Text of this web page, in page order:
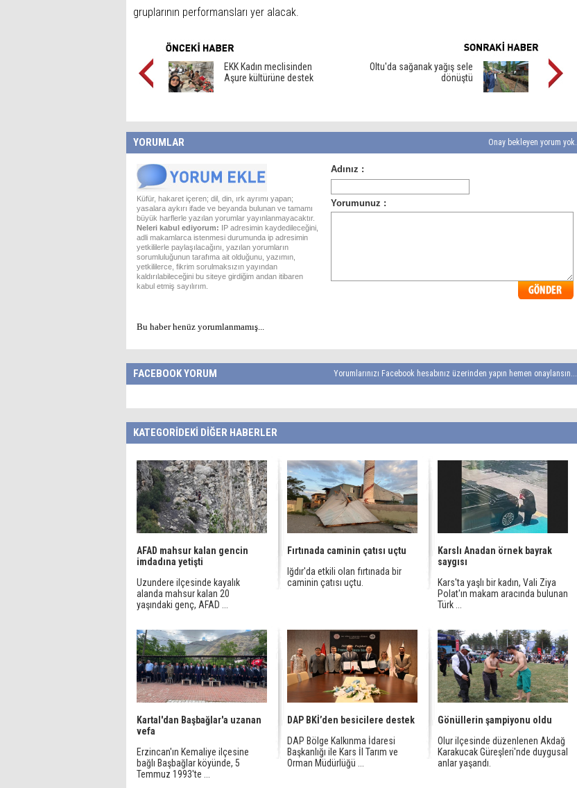
gruplarının performansları yer alacak.
EKK Kadın meclisinden
Aşure kültürüne destek
Oltu'da sağanak yağış sele
dönüştü
YORUMLAR Onay bekleyen yorum yok.
Küfür, hakaret içeren; dil, din, ırk ayrımı yapan;
yasalara aykırı ifade ve beyanda bulunan ve tamamı
büyük harflerle yazılan yorumlar yayınlanmayacaktır.
Neleri kabul ediyorum: IP adresimin kaydedileceğini,
adli makamlarca istenmesi durumunda ip adresimin
yetkililerle paylaşılacağını, yazılan yorumların
sorumluluğunun tarafıma ait olduğunu, yazımın,
yetkililerce, fikrim sorulmaksızın yayından
kaldırılabileceğini bu siteye girdiğim andan itibaren
kabul etmiş sayılırım.
Bu haber henüz yorumlanmamış...
FACEBOOK YORUM Yorumlarınızı Facebook hesabınız üzerinden yapın hemen onaylansın...
KATEGORİDEKİ DİĞER HABERLER
AFAD mahsur kalan gencin
imdadına yetişti
Uzundere ilçesinde kayalık
alanda mahsur kalan 20
yaşındaki genç, AFAD ...
Fırtınada caminin çatısı uçtu
Iğdır'da etkili olan fırtınada bir
caminin çatısı uçtu.
Karslı Anadan örnek bayrak
saygısı
Kars'ta yaşlı bir kadın, Vali Ziya
Polat'ın makam aracında bulunan
Türk ...
Kartal'dan Başbağlar'a uzanan
vefa
Erzincan'ın Kemaliye ilçesine
bağlı Başbağlar köyünde, 5
Temmuz 1993'te ...
DAP BKİ’den besicilere destek
DAP Bölge Kalkınma İdaresi
Başkanlığı ile Kars İl Tarım ve
Orman Müdürlüğü ...
Gönüllerin şampiyonu oldu
Olur ilçesinde düzenlenen Akdağ
Karakucak Güreşleri'nde duygusal
anlar yaşandı.